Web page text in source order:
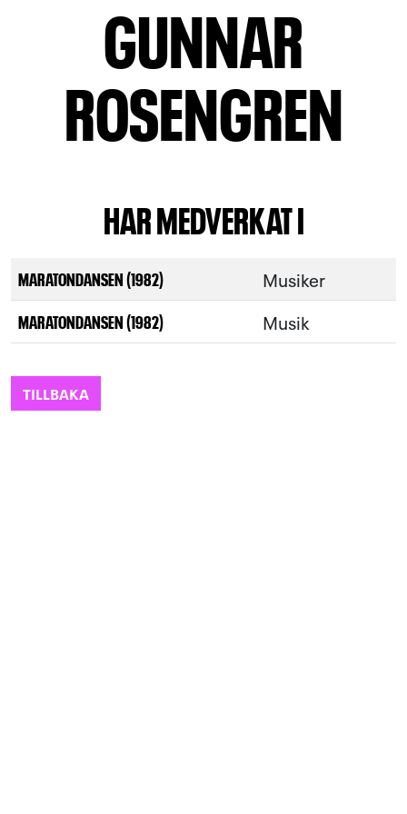
GUNNAR
ROSENGREN
HAR MEDVERKAT I
MARATONDANSEN (1982) Musiker
MARATONDANSEN (1982) Musik
TILLBAKA